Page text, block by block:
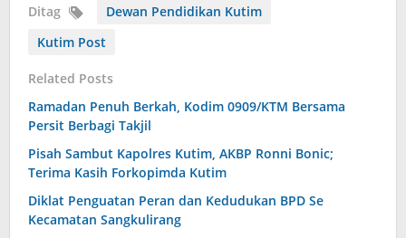
Ditag
Dewan Pendidikan Kutim
Kutim Post
Related Posts
Ramadan Penuh Berkah, Kodim 0909/KTM Bersama
Persit Berbagi Takjil
Pisah Sambut Kapolres Kutim, AKBP Ronni Bonic;
Terima Kasih Forkopimda Kutim
Diklat Penguatan Peran dan Kedudukan BPD Se
Kecamatan Sangkulirang